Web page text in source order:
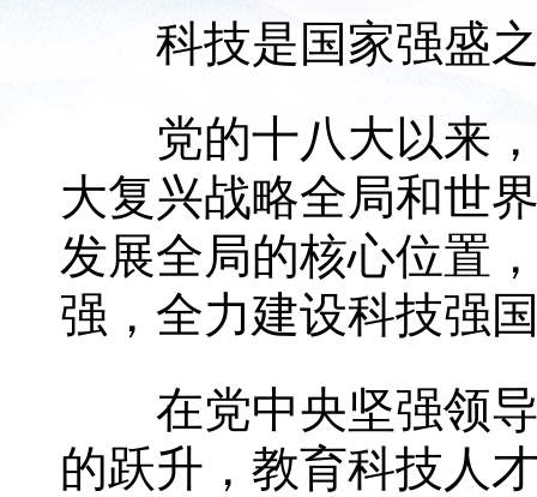
科技是国家强盛之
党的十八大以来，
大复兴战略全局和世
发展全局的核心位置
强，全力建设科技强
在党中央坚强领导
的跃升，教育科技人